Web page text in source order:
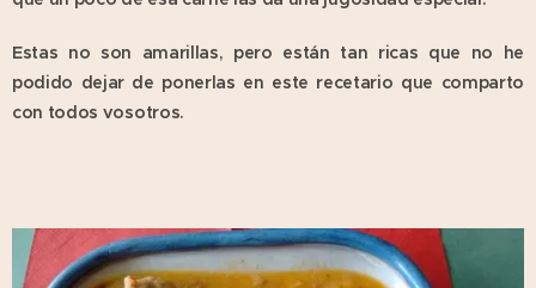
Estas no son amarillas, pero están tan ricas que no he
podido dejar de ponerlas en este recetario que comparto
con todos vosotros.